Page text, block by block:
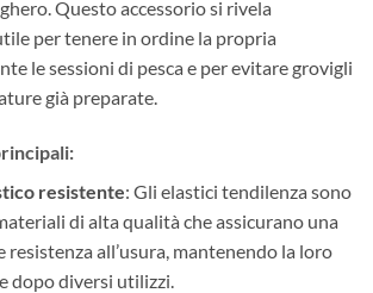
Questo accessorio si rivela
per tenere in ordine la propria
le sessioni di pesca e per evitare grovigli
già preparate.
resistente: Gli elastici tendilenza sono
di alta qualità che assicurano una
resistenza all’usura, mantenendo la loro
dopo diversi utilizzi.